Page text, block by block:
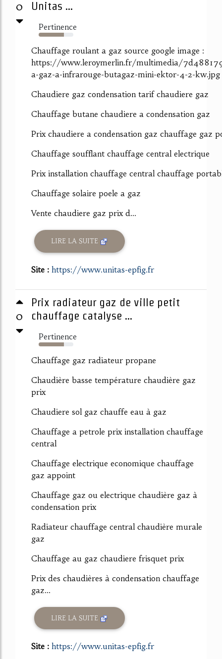
0
Unitas ...
Pertinence
73%
Chauffage roulant a gaz source google image :
https://www.leroymerlin.fr/multimedia/
a-gaz-a-infrarouge-butagaz-mini-ektor-4-2-kw.jpg
Chaudiere gaz condensation tarif chaudiere gaz
Chauffage butane chaudiere a condensation gaz
Prix chaudiere a condensation gaz chauffage gaz
Chauffage soufflant chauffage central electrique
Prix installation chauffage central chauffage
Chauffage solaire poele a gaz
Vente chaudiere gaz prix d...
LIRE LA SUITE
Site : https://www.unitas-epfig.fr
0
Prix radiateur gaz de ville petit
chauffage catalyse ...
Pertinence
73%
Chauffage gaz radiateur propane
Chaudière basse température chaudière gaz
prix
Chaudiere sol gaz chauffe eau à gaz
Chauffage a petrole prix installation chauffage
central
Chauffage electrique economique chauffage
gaz appoint
Chauffage gaz ou electrique chaudière gaz à
condensation prix
Radiateur chauffage central chaudière murale
gaz
Chauffage au gaz chaudiere frisquet prix
Prix des chaudières à condensation chauffage
gaz...
LIRE LA SUITE
Site : https://www.unitas-epfig.fr